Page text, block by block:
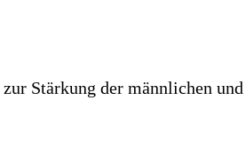
Stärkung der männlichen